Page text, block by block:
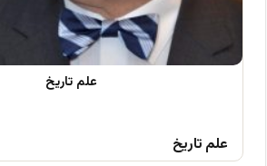
علم تاریخ